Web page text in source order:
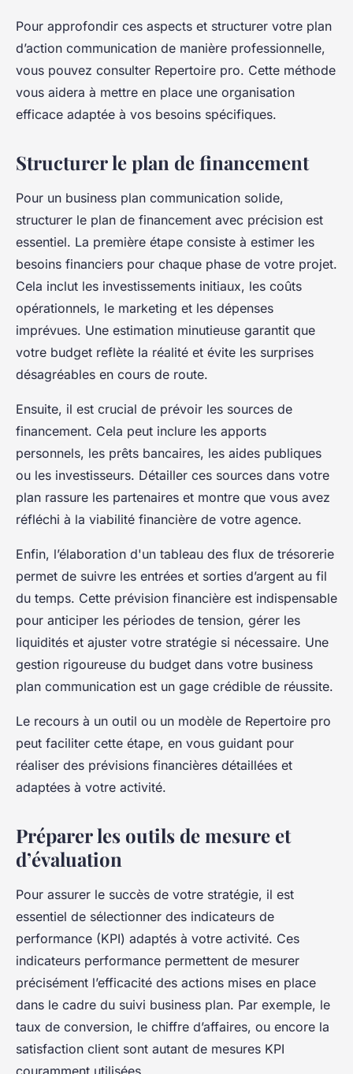
Pour approfondir ces aspects et structurer votre plan
d’action communication de manière professionnelle,
vous pouvez consulter Repertoire pro. Cette méthode
vous aidera à mettre en place une organisation
efficace adaptée à vos besoins spécifiques.
Structurer le plan de financement
Pour un business plan communication solide,
structurer le plan de financement avec précision est
essentiel. La première étape consiste à estimer les
besoins financiers pour chaque phase de votre projet.
Cela inclut les investissements initiaux, les coûts
opérationnels, le marketing et les dépenses
imprévues. Une estimation minutieuse garantit que
votre budget reflète la réalité et évite les surprises
désagréables en cours de route.
Ensuite, il est crucial de prévoir les sources de
financement. Cela peut inclure les apports
personnels, les prêts bancaires, les aides publiques
ou les investisseurs. Détailler ces sources dans votre
plan rassure les partenaires et montre que vous avez
réfléchi à la viabilité financière de votre agence.
Enfin, l’élaboration d'un tableau des flux de trésorerie
permet de suivre les entrées et sorties d’argent au fil
du temps. Cette prévision financière est indispensable
pour anticiper les périodes de tension, gérer les
liquidités et ajuster votre stratégie si nécessaire. Une
gestion rigoureuse du budget dans votre business
plan communication est un gage crédible de réussite.
Le recours à un outil ou un modèle de Repertoire pro
peut faciliter cette étape, en vous guidant pour
réaliser des prévisions financières détaillées et
adaptées à votre activité.
Préparer les outils de mesure et
d’évaluation
Pour assurer le succès de votre stratégie, il est
essentiel de sélectionner des indicateurs de
performance (KPI) adaptés à votre activité. Ces
indicateurs performance permettent de mesurer
précisément l’efficacité des actions mises en place
dans le cadre du suivi business plan. Par exemple, le
taux de conversion, le chiffre d’affaires, ou encore la
satisfaction client sont autant de mesures KPI
couramment utilisées.